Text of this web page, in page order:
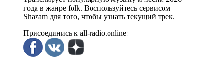
года в жанре folk. Воспользуйтесь сервисом
Shazam для того, чтобы узнать текущий трек.
Присоединись к all-radio.online: